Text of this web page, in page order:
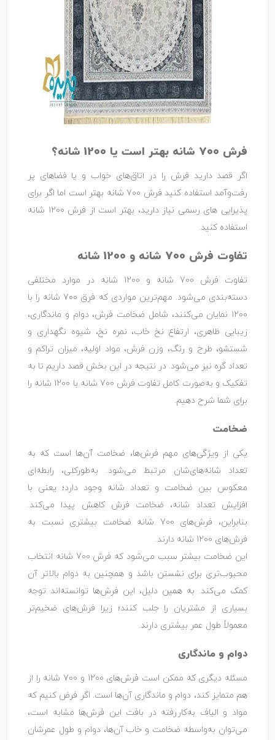
فرش 700 شانه بهتر است یا 1200 شانه؟
اگر قصد دارید فرش را در اتاق‌های خواب و یا فضاهای پر
رفت‌وآمد استفاده کنید فرش 700 شانه بهتر است اما اگر برای
پذیرایی های رسمی نیاز دارید، بهتر است از فرش 1200 شانه
استفاده کنید.
تفاوت فرش 700 شانه و 1200 شانه
تفاوت فرش 700 شانه و 1200 شانه در موارد مختلفی
دسته‌بندی می‌شود. مهم‌ترین مواردی که فرق 700 شانه را با
1200 نمایان می‌کنند، شامل ضخامت فرش، دوام و ماندگاری،
زیبایی ظاهری، ارتفاع نخ خاب، نمره نخ، شیوه نگهداری و
شستشو، طرح و رنگ، وزن فرش، مواد اولیه، میزان تراکم و
تعداد گره نیز می‌شود. در نتیجه در این بخش قصد داریم تا به
تفکیک و به‌صورت کامل تفاوت فرش 700 شانه با 1200 شانه را
برای شما شرح دهیم.
ضخامت
یکی از ویژگی‌های مهم فرش‌ها، ضخامت آن‌ها است که به
تعداد شانه‌های‌شان مرتبط می‌شود. به‌طورکلی، رابطه‌ای
معکوس بین ضخامت و تعداد شانه وجود دارد؛ یعنی با
افزایش تعداد شانه، ضخامت فرش کاهش پیدا می‌کند.
بنابراین، فرش‌های 700 شانه ضخامت بیشتری نسبت به
فرش‌های 1200 شانه دارند.
این ضخامت بیشتر سبب می‌شود که فرش 700 شانه انتخاب
محبوب‌تری برای نشستن باشد و همچنین به دوام بالاتر آن
کمک می‌کند. به همین دلیل، این فرش‌ها توانسته‌اند توجه
بسیاری از مشتریان را جلب کنند؛ زیرا فرش‌های ضخیم‌تر
معمولاً طول عمر بیشتری دارند.
دوام و ماندگاری
مسئله دیگری که ممکن است فرش‌های 1200 و 700 شانه را از
هم متمایز کند، دوام و ماندگاری آن‌ها است. اگر فرض کنیم که
مواد و الیاف به‌کاررفته در بافت این فرش‌ها مشابه است،
می‌توان به‌واسطه ضخامت و خاب آن‌ها، دوام و طول عمرشان